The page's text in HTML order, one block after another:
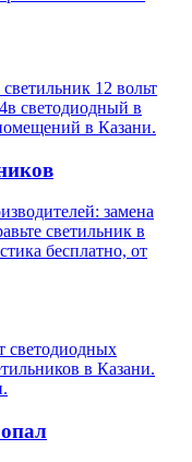
12 вольт
светодиодный в
в Казани.
замена
светильник в
бесплатно, от
светодиодных
в Казани.
.